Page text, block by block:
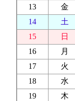
13
金
14
土
15
日
16
月
17
火
18
水
19
木